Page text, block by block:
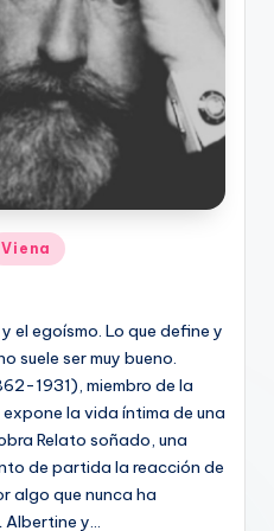
Viena
el egoísmo. Lo que define y
suele ser muy bueno.
1931), miembro de la
la vida íntima de una
Relato soñado, una
de partida la reacción de
algo que nunca ha
Albertine y…